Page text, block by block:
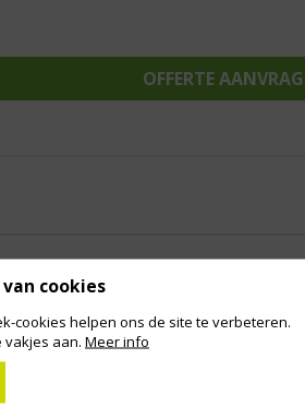
cookies
cookies helpen ons de site te verbeteren.
vakjes aan. Meer info